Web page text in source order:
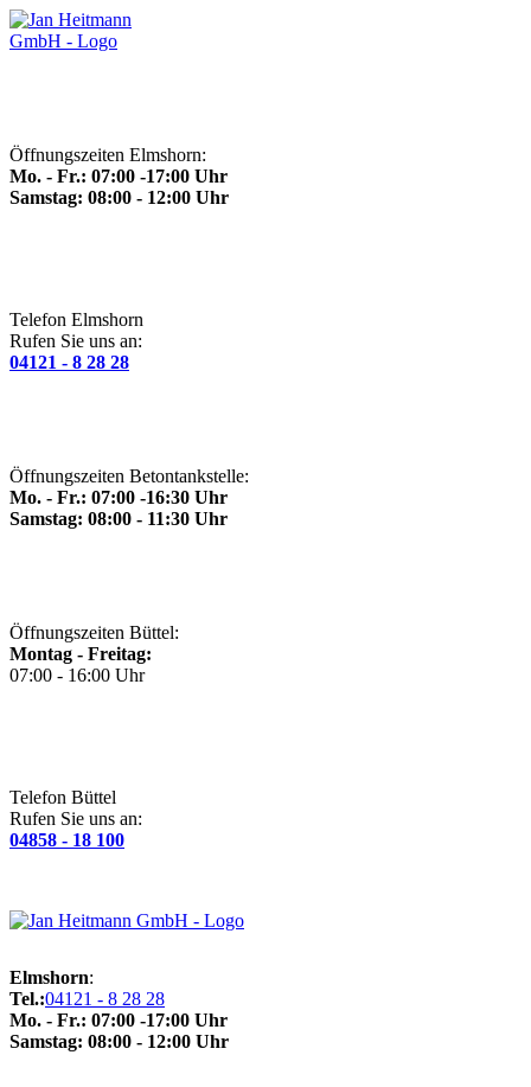
Öffnungszeiten Elmshorn:
Mo. - Fr.: 07:00 -17:00 Uhr
Samstag: 08:00 - 12:00 Uhr
Telefon Elmshorn
Rufen Sie uns an:
04121 - 8 28 28
Öffnungszeiten Betontankstelle:
Mo. - Fr.: 07:00 -16:30 Uhr
Samstag: 08:00 - 11:30 Uhr
Öffnungszeiten Büttel:
Montag - Freitag:
07:00 - 16:00 Uhr
Telefon Büttel
Rufen Sie uns an:
04858 - 18 100
Elmshorn:
Tel.:04121 - 8 28 28
Mo. - Fr.: 07:00 -17:00 Uhr
Samstag: 08:00 - 12:00 Uhr